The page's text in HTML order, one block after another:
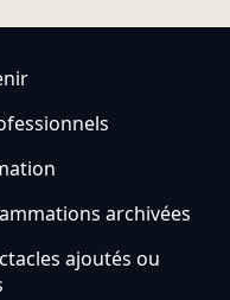
archivées
ajoutés ou